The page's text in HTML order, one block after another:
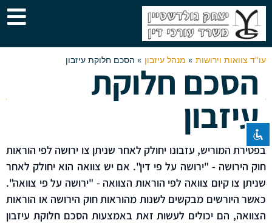
סמן כותרות
settings צבע רקע
zoom_out
zoom_in זום (הגדלה)
remove_circle_outline הקטנת גופן
הגדלת גופן
spellcheck גופן קריא
עו"ד צוואות וירושות » מנהל עיזבון » הסכם חלוקת עיזבון
הסכם חלוקת
עיזבון
בפטירת המוריש, עזבונו יחולק לאחר שניתן צו ירושה לפי הוראות
חוק הירושה - "ירושה על פי דין". אם יש צוואה הוא יחולק לאחר
שניתן צו קיום צוואה לפי הוראות הצוואה - "ירושה על פי צוואה".
כאשר היורשים מבקשים לשנות מהוראות חוק הירושה או הוראות
הצוואה, הם יכולים לעשות זאת באמצעות הסכם חלוקת עיזבון